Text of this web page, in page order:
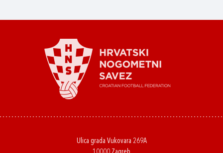
Ulica grada Vukovara 269A